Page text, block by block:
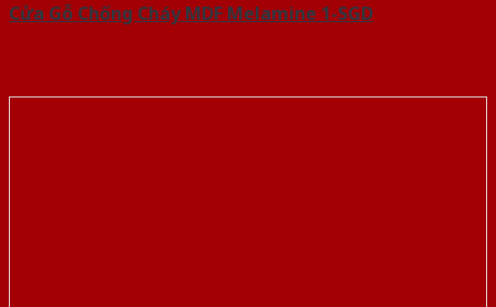
Cửa Gỗ Chống Cháy MDF Melamine 1-SGD